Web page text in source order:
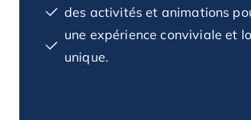
Camping Saint-Cast-le-Guildo
Camping Finistère
Camping Benodet
Camping Brest
des activités et animations
une expérience conviviale et
unique.